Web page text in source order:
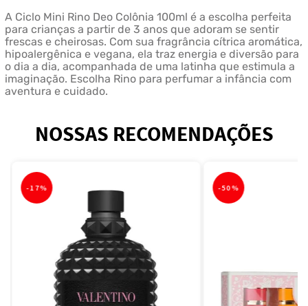
A Ciclo Mini Rino Deo Colônia 100ml é a escolha perfeita
para crianças a partir de 3 anos que adoram se sentir
frescas e cheirosas. Com sua fragrância cítrica aromática,
hipoalergênica e vegana, ela traz energia e diversão para
o dia a dia, acompanhada de uma latinha que estimula a
imaginação. Escolha Rino para perfumar a infância com
aventura e cuidado.
NOSSAS RECOMENDAÇÕES
-17% -50%